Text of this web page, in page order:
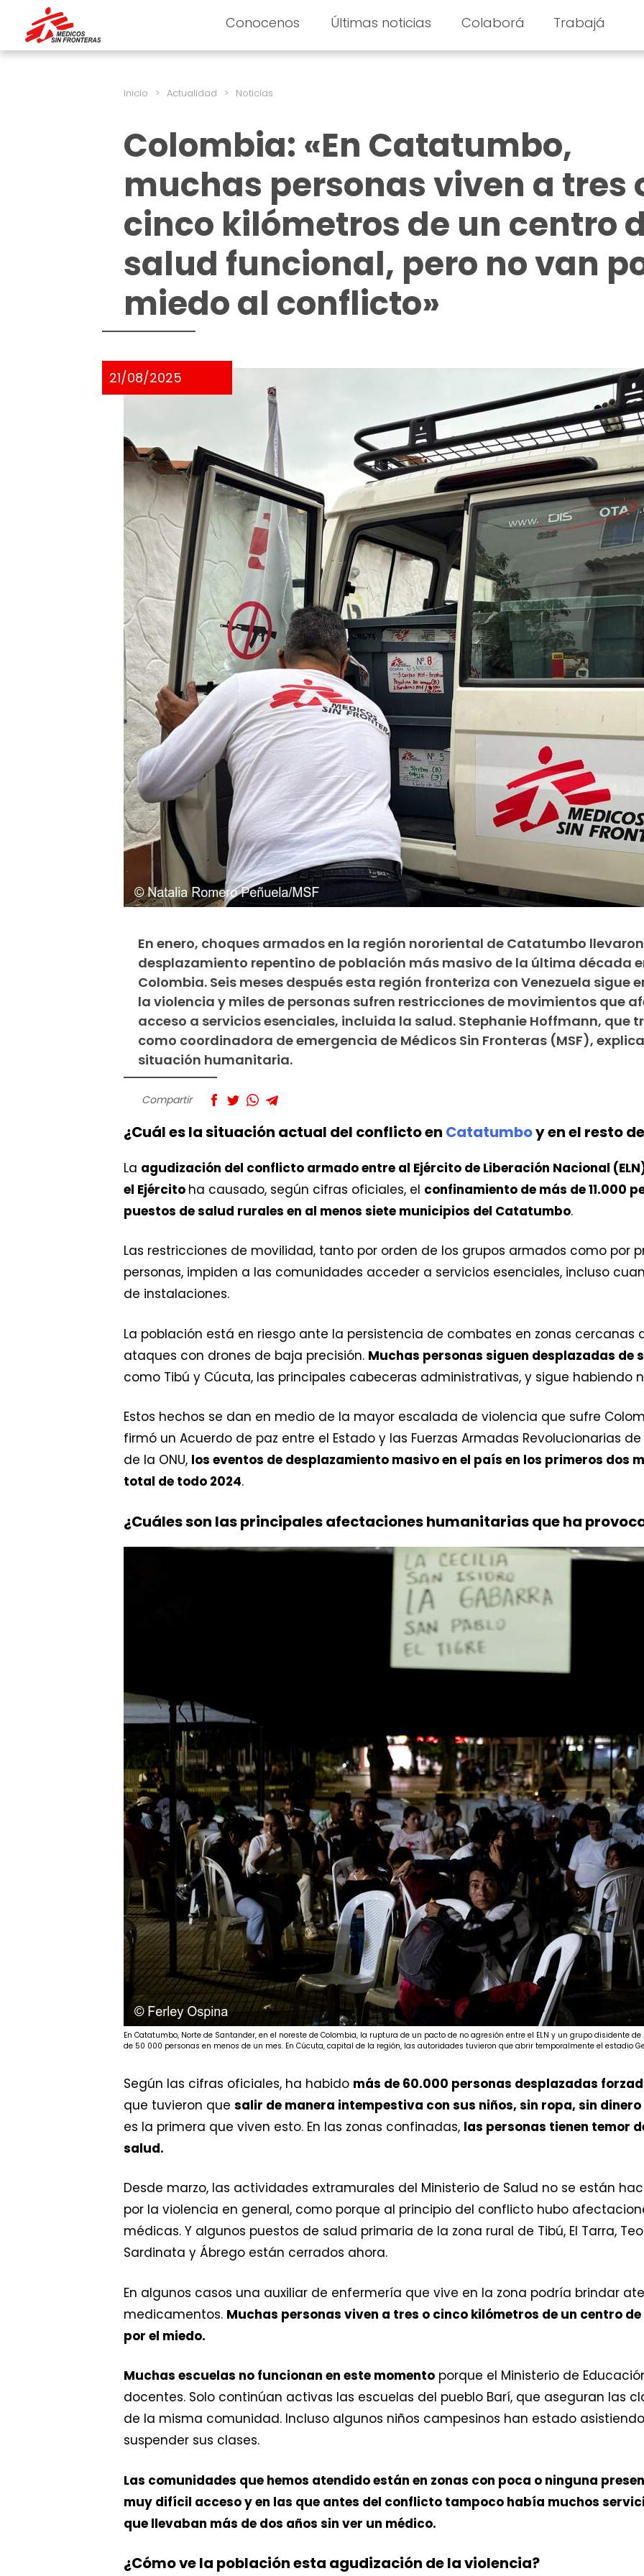
Conocenos Últimas noticias Colaborá Trabajá
Inicio > Actualidad > Noticias
Colombia: «En Catatumbo,
muchas personas viven a tres
cinco kilómetros de un centro
salud funcional, pero no van
miedo al conflicto»
21/08/2025
En enero, choques armados en la región nororiental de Catatumbo
desplazamiento repentino de población más masivo de la última década
Colombia. Seis meses después esta región fronteriza con Venezuela sigue
la violencia y miles de personas sufren restricciones de movimientos que
acceso a servicios esenciales, incluida la salud. Stephanie Hoffmann, que
como coordinadora de emergencia de Médicos Sin Fronteras (MSF),
situación humanitaria.
Compartir
¿Cuál es la situación actual del conflicto en Catatumboy en el resto
La agudización del conflicto armado entre al Ejército de Liberación Nacional
el Ejército ha causado, según cifras oficiales, el confinamiento de más de 11.000
puestos de salud rurales en al menos siete municipios del Catatumbo.
Las restricciones de movilidad, tanto por orden de los grupos armados como por
personas, impiden a las comunidades acceder a servicios esenciales, incluso
de instalaciones.
La población está en riesgo ante la persistencia de combates en zonas cercanas
ataques con drones de baja precisión. Muchas personas siguen desplazadas de
como Tibú y Cúcuta, las principales cabeceras administrativas, y sigue habiendo
Estos hechos se dan en medio de la mayor escalada de violencia que sufre
firmó un Acuerdo de paz entre el Estado y las Fuerzas Armadas Revolucionarias
de la ONU, los eventos de desplazamiento masivo en el país en los primeros dos
total de todo 2024.
¿Cuáles son las principales afectaciones humanitarias que ha
En Catatumbo, Norte de Santander, en el noreste de Colombia, la ruptura de un pacto de no agresión entre el ELN y un grupo disidente
de 50 000 personas en menos de un mes. En Cúcuta, capital de la región, las autoridades tuvieron que abrir temporalmente el estadio
Según las cifras oficiales, ha habido más de 60.000 personas desplazadas
que tuvieron que salir de manera intempestiva con sus niños, sin ropa, sin
es la primera que viven esto. En las zonas confinadas, las personas tienen temor
salud.
Desde marzo, las actividades extramurales del Ministerio de Salud no se están
por la violencia en general, como porque al principio del conflicto hubo
médicas. Y algunos puestos de salud primaria de la zona rural de Tibú, El Tarra,
Sardinata y Ábrego están cerrados ahora.
En algunos casos una auxiliar de enfermería que vive en la zona podría brindar
medicamentos. Muchas personas viven a tres o cinco kilómetros de un centro
por el miedo.
Muchas escuelas no funcionan en este momento porque el Ministerio de
docentes. Solo continúan activas las escuelas del pueblo Barí, que aseguran las
de la misma comunidad. Incluso algunos niños campesinos han estado
suspender sus clases.
Las comunidades que hemos atendido están en zonas con poca o ninguna
muy difícil acceso y en las que antes del conflicto tampoco había muchos
que llevaban más de dos años sin ver un médico.
¿Cómo ve la población esta agudización de la violencia?